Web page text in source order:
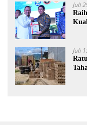
Juli
Juli